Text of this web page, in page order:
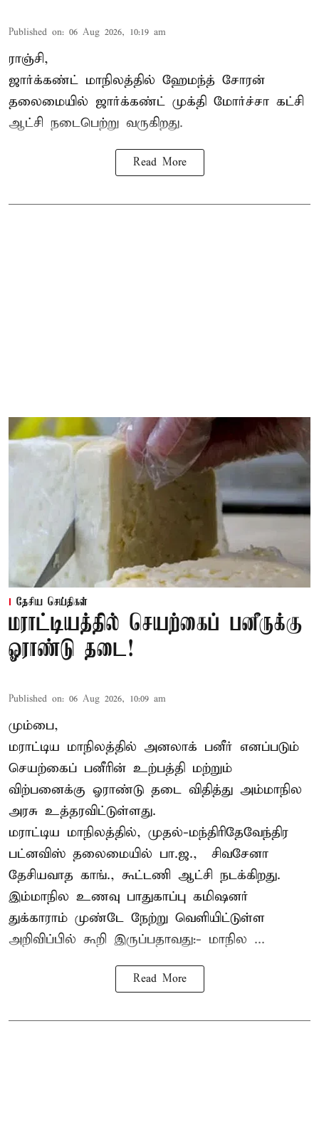
Published on: 06 Aug 2026, 10:19 am
ராஞ்சி,
ஜார்க்கண்ட் மாநிலத்தில் ஹேமந்த் சோரன்
தலைமையில் ஜார்க்கண்ட் முக்தி மோர்ச்சா கட்சி
ஆட்சி நடைபெற்று வருகிறது.
Read More
தேசிய செய்திகள்
மராட்டியத்தில் செயற்கைப் பனீருக்கு
ஓராண்டு தடை!
Published on: 06 Aug 2026, 10:09 am
மும்பை,
மராட்டிய மாநிலத்தில் அனலாக் பனீர் எனப்படும்
செயற்கைப் பனீரின் உற்பத்தி மற்றும்
விற்பனைக்கு ஓராண்டு தடை விதித்து அம்மாநில
அரசு உத்தரவிட்டுள்ளது.
மராட்டிய மாநிலத்தில், முதல்-மந்திரிதேவேந்திர
பட்னவிஸ் தலைமையில் பா.ஜ., – சிவசேனா –
தேசியவாத காங்., கூட்டணி ஆட்சி நடக்கிறது.
இம்மாநில உணவு பாதுகாப்பு கமிஷனர்
துக்காராம் முண்டே நேற்று வெளியிட்டுள்ள
அறிவிப்பில் கூறி இருப்பதாவது:- மாநில ...
Read More